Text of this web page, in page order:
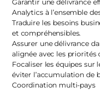
Garantir une délivrance
Analytics à l’ensemble
Traduire les besoins
et compréhensibles.
Assurer une délivrance
alignée avec les priorités
Focaliser les équipes
éviter l’accumulation de
Coordination multi‑pays